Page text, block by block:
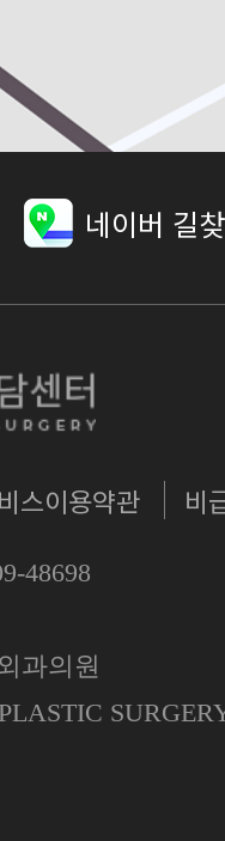
네이버 길
스이용약관 비
48698
과의원